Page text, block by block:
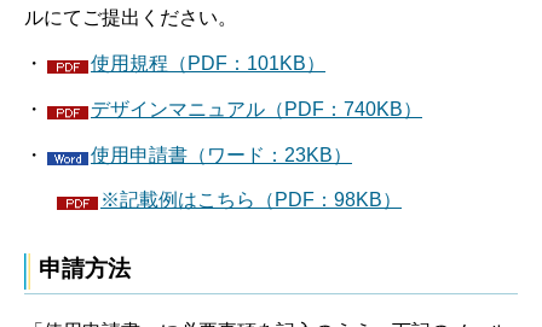
ルにてご提出ください。
・ 使用規程（PDF：101KB）
・ デザインマニュアル（PDF：740KB）
・ 使用申請書（ワード：23KB）
※記載例はこちら（PDF：98KB）
申請方法